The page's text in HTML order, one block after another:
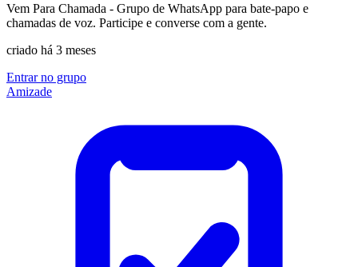
Vem Para Chamada - Grupo de WhatsApp para bate-papo e
chamadas de voz. Participe e converse com a gente.
criado há 3 meses
Entrar no grupo
Amizade